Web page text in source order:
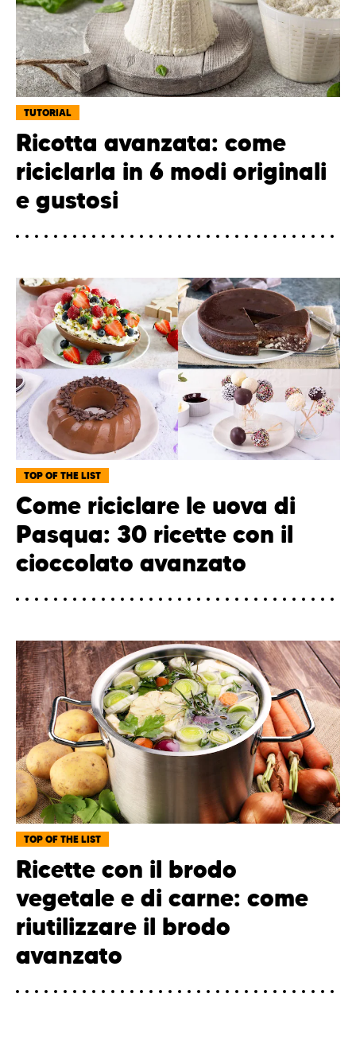
TUTORIAL
Ricotta avanzata: come
riciclarla in 6 modi originali
e gustosi
TOP OF THE LIST
Come riciclare le uova di
Pasqua: 30 ricette con il
cioccolato avanzato
TOP OF THE LIST
Ricette con il brodo
vegetale e di carne: come
riutilizzare il brodo
avanzato